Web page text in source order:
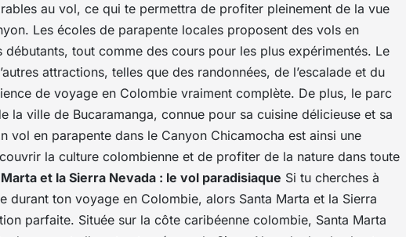
au vol, ce qui te permettra de profiter pleinement de la vue
Les écoles de parapente locales proposent des vols en
débutants, tout comme des cours pour les plus expérimentés. Le
attractions, telles que des randonnées, de l’escalade et du
de voyage en Colombie vraiment complète. De plus, le parc
la ville de Bucaramanga, connue pour sa cuisine délicieuse et sa
vol en parapente dans le Canyon Chicamocha est ainsi une
la culture colombienne et de profiter de la nature dans toute
et la Sierra Nevada : le vol paradisiaque Si tu cherches à
durant ton voyage en Colombie, alors Santa Marta et la Sierra
parfaite. Située sur la côte caribéenne colombie, Santa Marta